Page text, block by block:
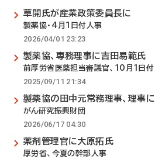
草開氏が産業政策委員長に
製薬協・4月1日付人事
2026/04/01 23:23
製薬協、専務理事に吉田易範氏
前厚労省医薬担当審議官、10月1日付
2025/09/11 21:34
製薬協の田中元常務理事、理事に
がん研究振興財団
2026/06/17 04:30
薬剤管理官に大原拓氏
厚労省、今夏の幹部人事